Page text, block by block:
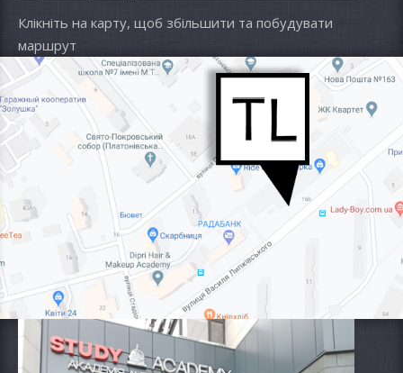
Клікніть на карту, щоб збільшити та побудувати
маршрут